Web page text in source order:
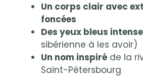
Un corps clair avec
foncées
Des yeux bleus
sibérienne à les avoir)
Un nom inspiré de la
Saint-Pétersbourg